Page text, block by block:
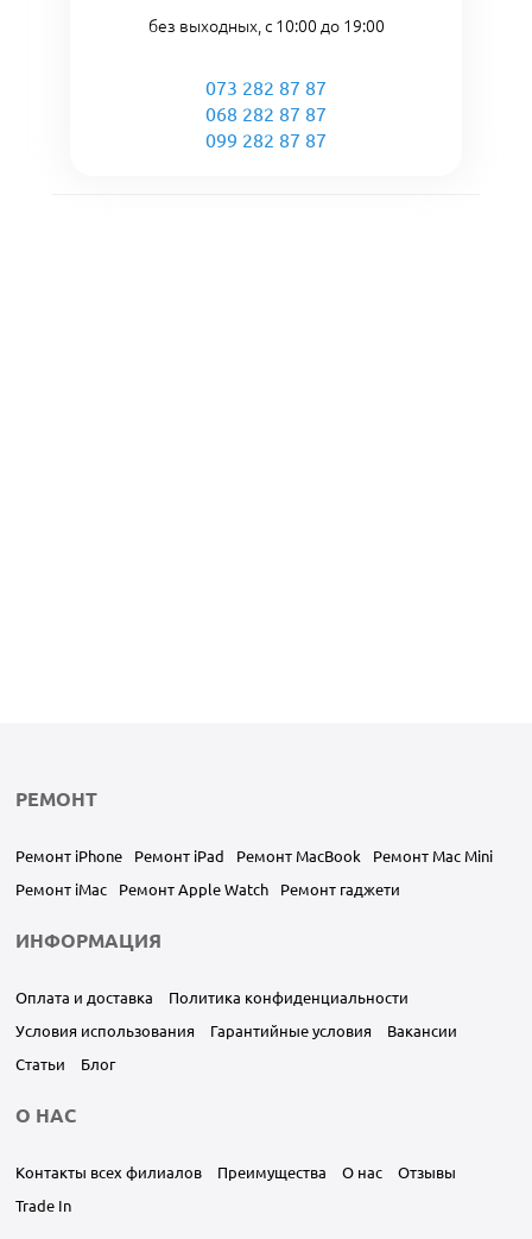
без выходных, с 10:00 до 19:00
073 282 87 87
068 282 87 87
099 282 87 87
РЕМОНТ
Ремонт iPhone Ремонт iPad Ремонт MacBook
Ремонт Mac Mini
Ремонт iMac
Ремонт Apple Watch Ремонт гаджети
ИНФОРМАЦИЯ
Оплата и доставка
Политика конфиденциальности
Условия использования
Гарантийные условия
Вакансии
Статьи
Блог
О НАС
Контакты всех филиалов Преимущества О нас
Отзывы
Trade In